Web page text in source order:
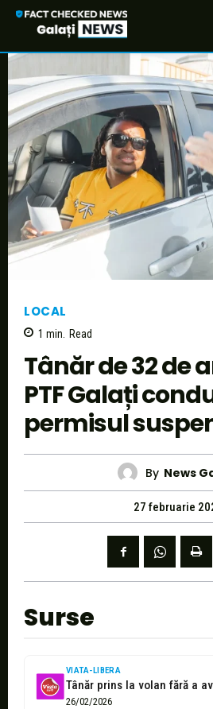
LOCAL
1 min. Read
Tânăr de 32 de
PTF Galați
permisul
By News
27 februarie
Surse
VIATA-LIBERA
26/02/2026